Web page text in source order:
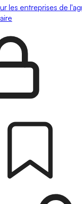
les entreprises de